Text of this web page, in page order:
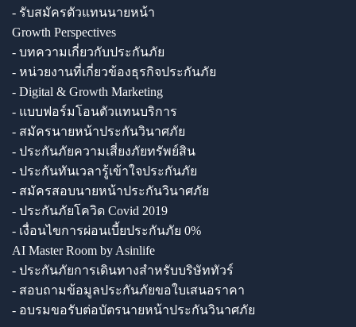
- รับสมัครตัวแทนนายหน้า
Growth Perspectives
- บทความเกี่ยวกับประกันภัย
- หน่วยงานที่เกี่ยวข้องธุรกิจประกันภัย
- Digital & Growth Marketing
- แบบฟอร์มโอนตัวแทนบริการ
- สมัครนายหน้าประกันวินาศภัย
- ประกันภัยความเสี่ยงภัยทรัพย์สิน
- ประกันทันเวลารู้เข้าใจประกันภัย
- สมัครสอบนายหน้าประกันวินาศภัย
- ประกันภัยโควิด Covid 2019
- เงื่อนไขการผ่อนเบี้ยประกันภัย 0%
AI Master Room by Asinlife
- ประกันภัยการเดินทางสำหรับบริษัททัวร์
- สอบถามข้อมูลประกันภัยขอใบเสนอราคา
- อบรมขอรับต่อบัตรนายหน้าประกันวินาศภัย